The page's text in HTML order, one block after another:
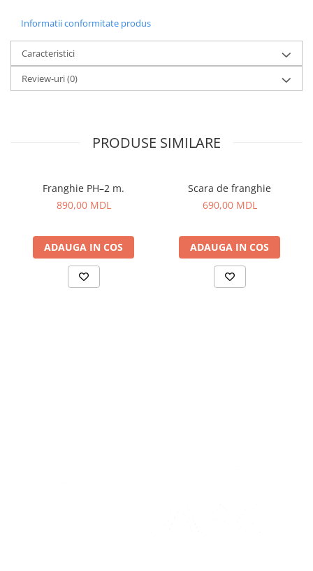
Informatii conformitate produs
Caracteristici
Review-uri(0)
PRODUSE SIMILARE
Franghie PH–2 m.
890,00 MDL
ADAUGA IN COS
Scara de franghie
690,00 MDL
ADAUGA IN COS